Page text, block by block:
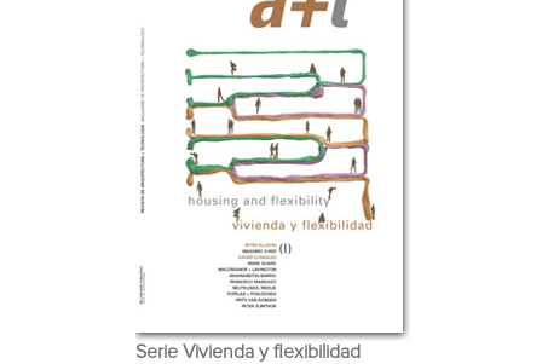
Serie Vivienda y flexibilidad